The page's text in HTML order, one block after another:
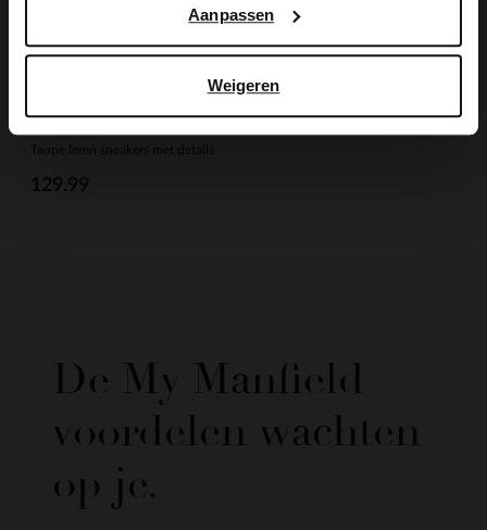
Aanpassen
Weigeren
129.99
De My Manfield
voordelen wachten
op je.